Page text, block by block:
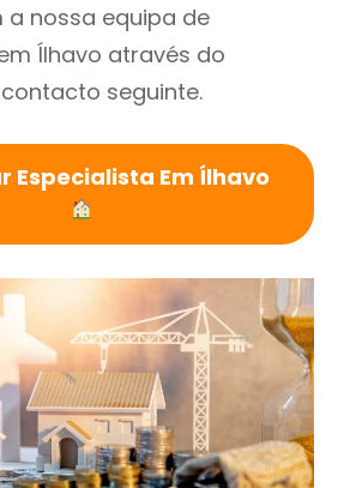
nossa equipa de
Ílhavo através do
seguinte.
Especialista Em Ílhavo